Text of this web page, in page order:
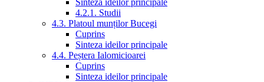
Sinteza ideilor principale
4.2.1. Studii
4.3. Platoul munților Bucegi
Cuprins
Sinteza ideilor principale
4.4. Peștera Ialomicioarei
Cuprins
Sinteza ideilor principale